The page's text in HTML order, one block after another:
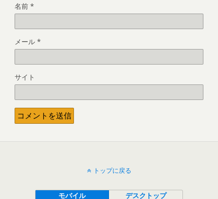
名前 *
メール *
サイト
トップに戻る
モバイル デスクトップ